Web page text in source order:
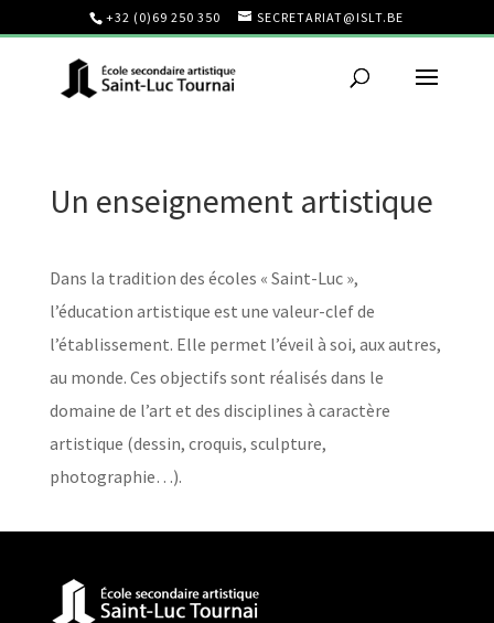
+32 (0)69 250 350 SECRETARIAT@ISLT.BE
Un enseignement artistique
Dans la tradition des écoles « Saint-Luc »,
l’éducation artistique est une valeur-clef de
l’établissement. Elle permet l’éveil à soi, aux autres,
au monde. Ces objectifs sont réalisés dans le
domaine de l’art et des disciplines à caractère
artistique (dessin, croquis, sculpture,
photographie…).